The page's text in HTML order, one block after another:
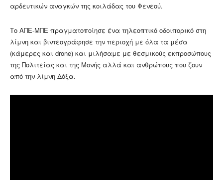
αρδευτικών αναγκών της κοιλάδας του Φενεού.
Το ΑΠΕ-ΜΠΕ πραγματοποίησε ένα τηλεοπτικό οδοιπορικό στη
λίμνη και βιντεογράφησε την περιοχή με όλα τα μέσα
(κάμερες και drone) και μιλήσαμε με θεσμικούς εκπροσώπους
της Πολιτείας και της Μονής αλλά και ανθρώπους που ζουν
από την λίμνη Δόξα.